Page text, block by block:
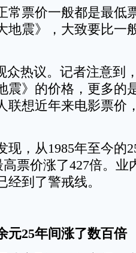
票价一般都是最低
地震》，大致要比一
热议。记者注意到
震》的价格，更多的
联想近年来电影票价
，从1985年至今的
票价涨了427倍。业
经到了警戒线。
25年间涨了数百倍